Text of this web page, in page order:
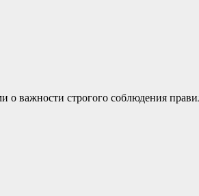
о важности строгого соблюдения